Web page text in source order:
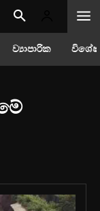
ව්‍යාපාරික